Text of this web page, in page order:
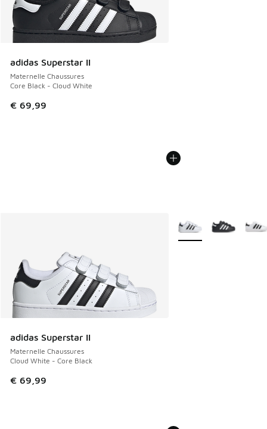
adidas Superstar II
Maternelle Chaussures
Core Black - Cloud White
€ 69,99
adidas Superstar II
Maternelle Chaussures
Cloud White - Core Black
€ 69,99
Plus de couleurs